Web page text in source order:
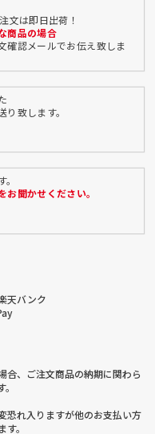
文は即日出荷！
商品の場合
確認メールでお伝え致しま
り致します。
聞かせください。
天バンク
合、ご注文商品の納期に関わら
恐れ入りますが他のお支払い方
。